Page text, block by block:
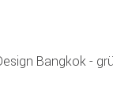
Bangkok -